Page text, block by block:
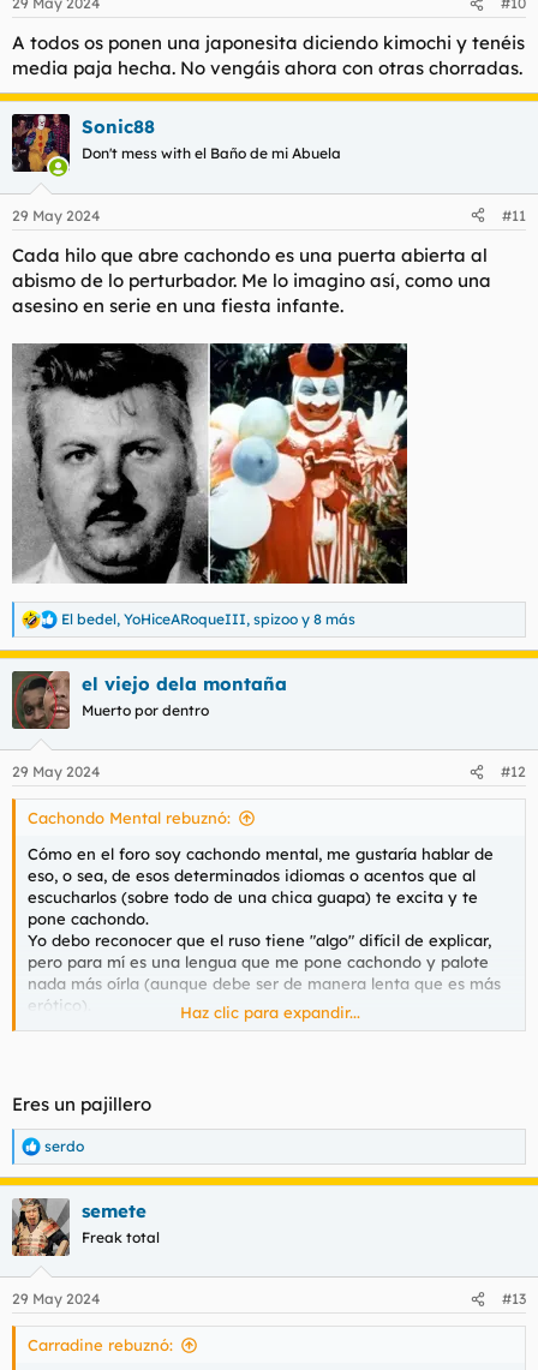
e
:
A todos os ponen una japonesita diciendo kimochi y tenéis
media paja hecha. No vengáis ahora con otras chorradas.
Sonic88
Don't mess with el Baño de mi Abuela
29 May 2024 #11
Cada hilo que abre cachondo es una puerta abierta al
abismo de lo perturbador. Me lo imagino así, como una
asesino en serie en una fiesta infante.
R
e
a
c
c
i
e
s
El bedel, YoHiceARoqueIII, spizoo y 8 más
el viejo dela montaña
Muerto por dentro
29 May 2024 #12
Cachondo Mental rebuznó:
Cómo en el foro soy cachondo mental, me gustaría hablar de
eso, o sea, de esos determinados idiomas o acentos que al
escucharlos (sobre todo de una chica guapa) te excita y te
pone cachondo.
Yo debo reconocer que el ruso tiene "algo" difícil de explicar,
pero para mí es una lengua que me pone cachondo y palote
nada más oírla (aunque debe ser de manera lenta que es más
erótico).
Esto es ruso:
Para obtener información más detallada, consulte nuestra
página de cookies.
Aceptar cookies de terceros
Qué idiomas os ponen?.
Haz clic para expandir...
Eres un pajillero
R
e
a
c
c
i
e
s
serdo
semete
Freak total
29 May 2024 #13
Carradine rebuznó: